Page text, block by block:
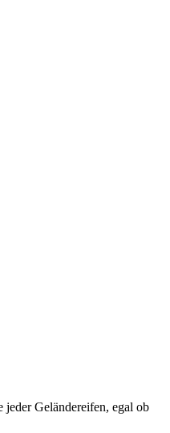
jeder Geländereifen, egal ob